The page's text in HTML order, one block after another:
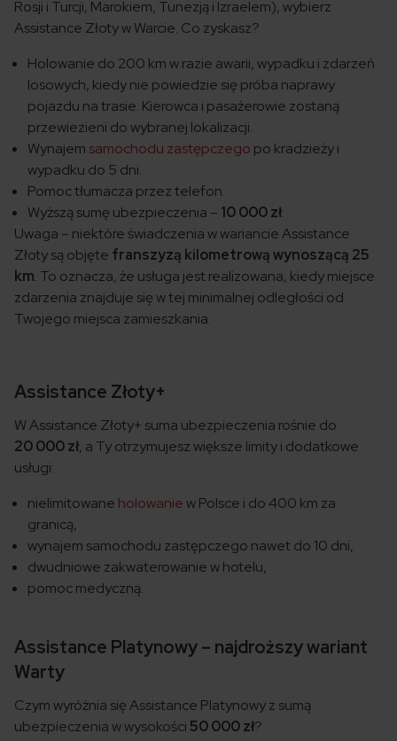
Rosji i Turcji, Marokiem, Tunezją i Izraelem), wybierz
Assistance Złoty w Warcie. Co zyskasz?
Holowanie do 200 km w razie awarii, wypadku i zdarzeń
losowych, kiedy nie powiedzie się próba naprawy
pojazdu na trasie. Kierowca i pasażerowie zostaną
przewiezieni do wybranej lokalizacji.
Wynajem samochodu zastępczego po kradzieży i
wypadku do 5 dni.
Pomoc tłumacza przez telefon.
Wyższą sumę ubezpieczenia – 10 000 zł.
Uwaga – niektóre świadczenia w wariancie Assistance
Złoty są objęte franszyzą kilometrową wynoszącą 25
km. To oznacza, że usługa jest realizowana, kiedy miejsce
zdarzenia znajduje się w tej minimalnej odległości od
Twojego miejsca zamieszkania.
Assistance Złoty+
WAssistance Złoty+ suma ubezpieczenia rośnie do
20 000 zł, a Ty otrzymujesz większe limity i dodatkowe
usługi:
nielimitowane holowaniew Polsce i do 400 km za
granicą,
wynajem samochodu zastępczego nawet do 10 dni,
dwudniowe zakwaterowanie w hotelu,
pomoc medyczną.
Assistance Platynowy – najdroższy wariant
Warty
Czym wyróżnia się Assistance Platynowy z sumą
ubezpieczenia w wysokości 50 000 zł?